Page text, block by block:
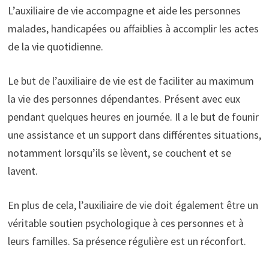
L’auxiliaire de vie accompagne et aide les personnes
malades, handicapées ou affaiblies à accomplir les actes
de la vie quotidienne.
Le but de l’auxiliaire de vie est de faciliter au maximum
la vie des personnes dépendantes. Présent avec eux
pendant quelques heures en journée. Il a le but de founir
une assistance et un support dans différentes situations,
notamment lorsqu’ils se lèvent, se couchent et se
lavent.
En plus de cela, l’auxiliaire de vie doit également être un
véritable soutien psychologique à ces personnes et à
leurs familles. Sa présence régulière est un réconfort.